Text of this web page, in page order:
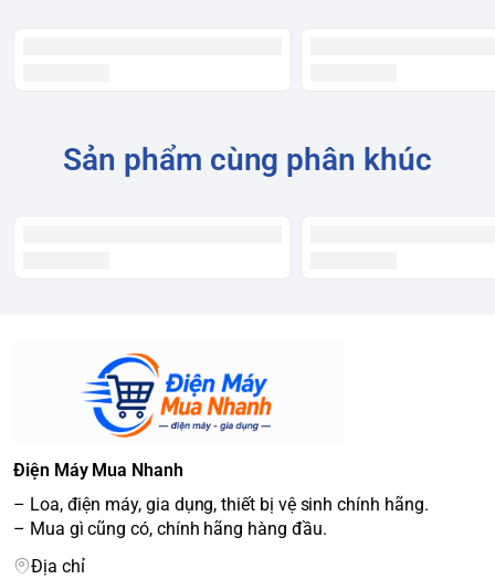
Sản phẩm cùng phân khúc
Điện Máy Mua Nhanh
– Loa, điện máy, gia dụng, thiết bị vệ sinh chính hãng.
– Mua gì cũng có, chính hãng hàng đầu.
Địa chỉ